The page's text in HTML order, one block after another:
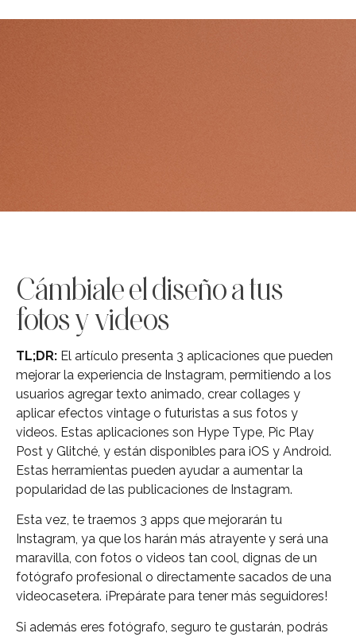
Cámbiale el diseño a tus
fotos y videos
TL;DR: El artículo presenta 3 aplicaciones que pueden
mejorar la experiencia de Instagram, permitiendo a los
usuarios agregar texto animado, crear collages y
aplicar efectos vintage o futuristas a sus fotos y
videos. Estas aplicaciones son Hype Type, Pic Play
Post y Glitché, y están disponibles para iOS y Android.
Estas herramientas pueden ayudar a aumentar la
popularidad de las publicaciones de Instagram.
Esta vez, te traemos 3 apps que mejorarán tu
Instagram, ya que los harán más atrayente y será una
maravilla, con fotos o videos tan cool, dignas de un
fotógrafo profesional o directamente sacados de una
videocasetera. ¡Prepárate para tener más seguidores!
Si además eres fotógrafo, seguro te gustarán, podrás